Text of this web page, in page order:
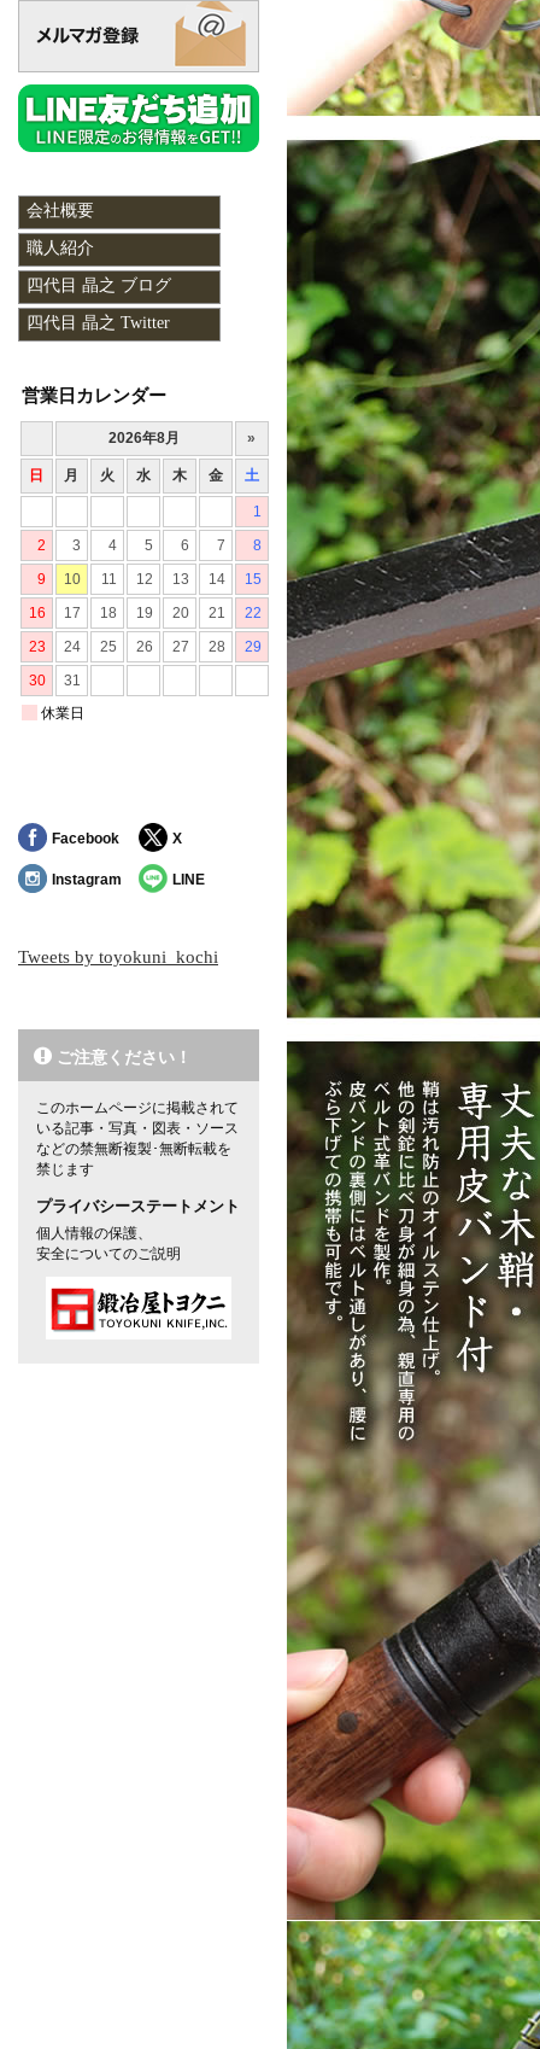
会社概要
職人紹介
四代目 晶之 ブログ
四代目 晶之 Twitter
営業日カレンダー
Facebook X
Instagram LINE
Tweets by toyokuni_kochi
ご注意ください！
このホームページに掲載されて
いる記事・写真・図表・ソース
などの禁無断複製･無断転載を
禁じます
プライバシーステートメント
個人情報の保護、
安全についてのご説明